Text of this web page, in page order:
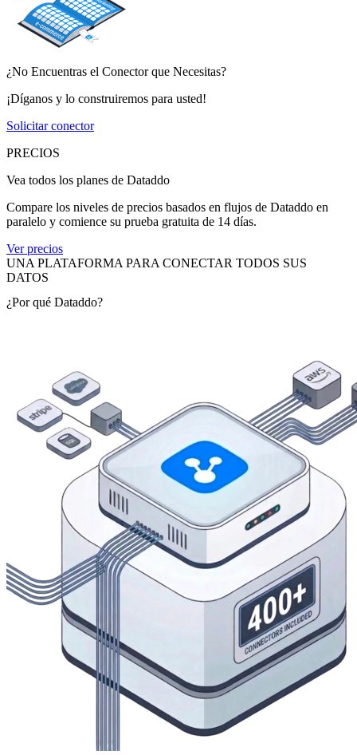
¿No Encuentras el Conector que Necesitas?
¡Díganos y lo construiremos para usted!
Solicitar conector
PRECIOS
Vea todos los planes de Dataddo
Compare los niveles de precios basados en flujos de Dataddo en
paralelo y comience su prueba gratuita de 14 días.
Ver precios
UNA PLATAFORMA PARA CONECTAR TODOS SUS
DATOS
¿Por qué Dataddo?